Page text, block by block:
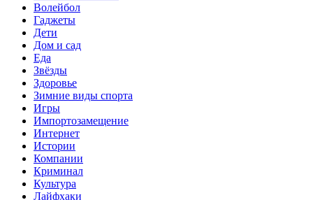
Волейбол
Гаджеты
Дети
Дом и сад
Еда
Звёзды
Здоровье
Зимние виды спорта
Игры
Импортозамещение
Интернет
Истории
Компании
Криминал
Культура
Лайфхаки